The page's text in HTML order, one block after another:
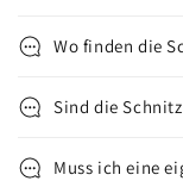
Wo finden die
Sind die
Muss ich eine